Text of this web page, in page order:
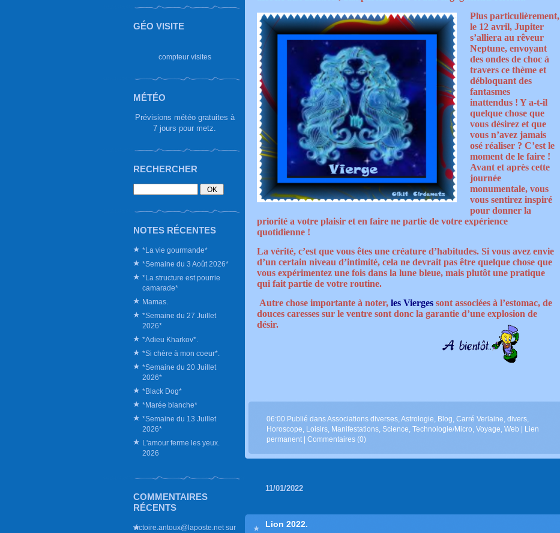
GÉO VISITE
compteur visites
MÉTÉO
Prévisions météo gratuites à
7 jours pour metz.
RECHERCHER
NOTES RÉCENTES
*La vie gourmande*
*Semaine du 3 Août 2026*
*La structure est pourrie
camarade*
Mamas.
*Semaine du 27 Juillet
2026*
*Adieu Kharkov*.
*Si chère à mon coeur*.
*Semaine du 20 Juillet
2026*
*Black Dog*
*Marée blanche*
*Semaine du 13 Juillet
2026*
L'amour ferme les yeux.
2026
COMMENTAIRES
RÉCENTS
victoire.antoux@laposte.net sur
Plus particulièrement,
le 12 avril, Jupiter
s’alliera au rêveur
Neptune, envoyant
des ondes de choc à
travers ce thème et
débloquant des
fantasmes
inattendus ! Y a-t-il
quelque chose que
vous désirez et que
vous n’avez jamais
osé réaliser ? C’est le
moment de le faire !
Avant et après cette
journée
monumentale, vous
vous sentirez inspiré
pour donner la
priorité a votre plaisir et en faire ne partie de votre expérience
quotidienne !
La vérité, c’est que vous êtes une créature d’habitudes. Si vous avez envie
d’un certain niveau d’intimité, cela ne devrait pas être quelque chose que
vous expérimentez une fois dans la lune bleue, mais plutôt une pratique
qui fait partie de votre routine.
Autre chose importante à noter, les Vierges sont associées à l’estomac, de
douces caresses sur le ventre sont donc la garantie d’une explosion de
désir.
06:00 Publié dans Associations diverses Astrologie Blog Carré Verlaine divers
Horoscope
Loisirs Manifestations Science Technologie/Micro Voyage Web | Lien
permanent | Commentaires (0)
11/01/2022
Lion 2022.